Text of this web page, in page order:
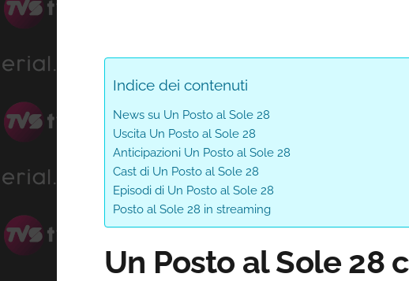
Indice dei contenuti
News su Un Posto al Sole 28
Uscita Un Posto al Sole 28
Anticipazioni Un Posto al Sole 28
Cast di Un Posto al Sole 28
Episodi di Un Posto al Sole 28
Posto al Sole 28 in streaming
Un Posto al Sole 28